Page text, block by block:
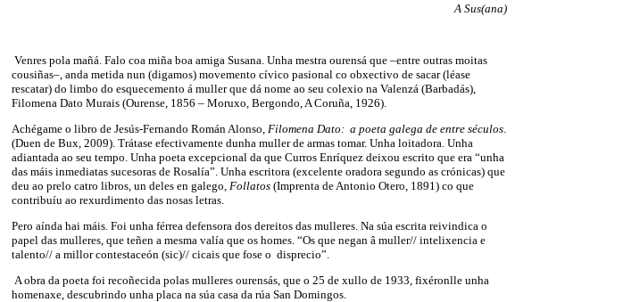
A Sus(ana)
Venres pola mañá. Falo coa miña boa amiga Susana. Unha mestra ourensá que –entre outras moitas
cousiñas–, anda metida nun (digamos) movemento cívico pasional co obxectivo de sacar (léase
rescatar) do limbo do esquecemento á muller que dá nome ao seu colexio na Valenzá (Barbadás),
Filomena Dato Murais (Ourense, 1856 – Moruxo, Bergondo, A Coruña, 1926).
Achégame o libro de Jesús-Fernando Román Alonso, Filomena Dato: a poeta galega de entre séculos
(Duen de Bux, 2009). Trátase efectivamente dunha muller de armas tomar. Unha loitadora. Unha
adiantada ao seu tempo. Unha poeta excepcional da que Curros Enríquez deixou escrito que era “unha
das máis inmediatas sucesoras de Rosalía”. Unha escritora (excelente oradora segundo as crónicas) que
deu ao prelo catro libros, un deles en galego, Follatos (Imprenta de Antonio Otero, 1891) co que
contribuíu ao rexurdimento das nosas letras.
Pero aínda hai máis. Foi unha férrea defensora dos dereitos das mulleres. Na súa escrita reivindica o
papel das mulleres, que teñen a mesma valía que os homes. “Os que negan â muller// intelixencia e
talento// a millor contestaceón (sic)// cicais que fose o disprecio”.
A obra da poeta foi recoñecida polas mulleres ourensás, que o 25 de xullo de 1933, fixéronlle unha
homenaxe, descubrindo unha placa na súa casa da rúa San Domingos.